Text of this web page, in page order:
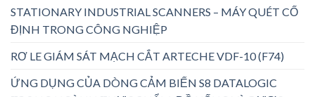
STATIONARY INDUSTRIAL SCANNERS – MÁY QUÉT CỐ
ĐỊNH TRONG CÔNG NGHIỆP
RƠ LE GIÁM SÁT MẠCH CẮT ARTECHE VDF-10 (F74)
ỨNG DỤNG CỦA DÒNG CẢM BIẾN S8 DATALOGIC